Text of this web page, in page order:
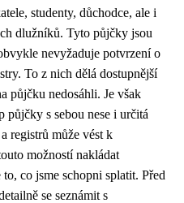
studenty, důchodce, ale i
dlužníků. Tyto půjčky jsou
nevyžaduje potvrzení o
To z nich dělá dostupnější
půjčku nedosáhli. Je však
půjčky s sebou nese i určitá
registrů může vést k
možností nakládat
co jsme schopni splatit. Před
se seznámit s